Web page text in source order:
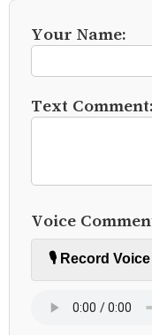
Your Name:
Text Comment:
Voice
🎙️ Record Voice